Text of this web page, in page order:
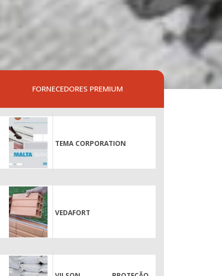
FORNECEDORES PREMIUM
TEMA CORPORATION
VEDAFORT